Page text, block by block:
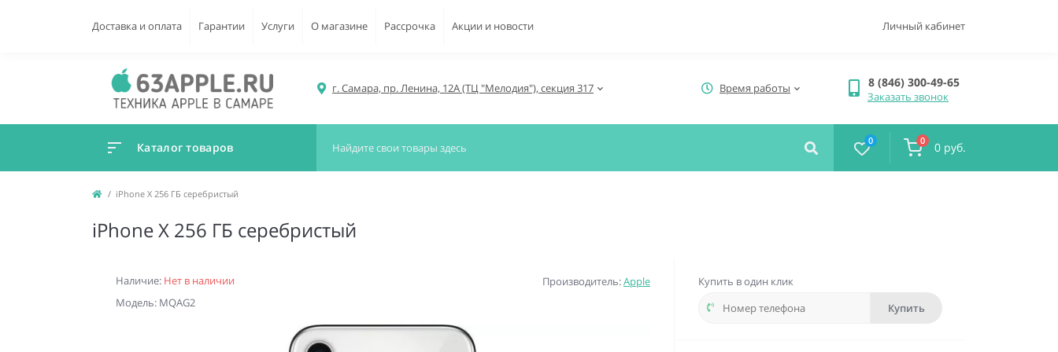
Доставка и оплата Гарантии Услуги О магазине Рассрочка Акции и новости Личный кабинет
г. Самара, пр. Ленина, 12А (ТЦ "Мелодия"), секция 317 Время работы 8 (846) 300-49-65
Заказать звонок
Каталог товаров 0 0 0 руб.
iPhone X 256 ГБ серебристый
iPhone X 256 ГБ серебристый
Наличие: Нет в наличии
Модель: MQAG2
Производитель:Apple
Купить в один клик
Купить